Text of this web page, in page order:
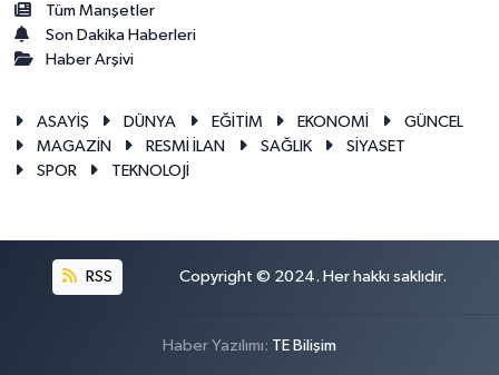
Tüm Manşetler
Son Dakika Haberleri
Haber Arşivi
ASAYİŞ DÜNYA EĞİTİM EKONOMİ
GÜNCEL
MAGAZİN
RESMİ İLAN SAĞLIK
SİYASET
SPOR
TEKNOLOJİ
RSS Copyright © 2024. Her hakkı saklıdır.
Haber Yazılımı: TE Bilişim